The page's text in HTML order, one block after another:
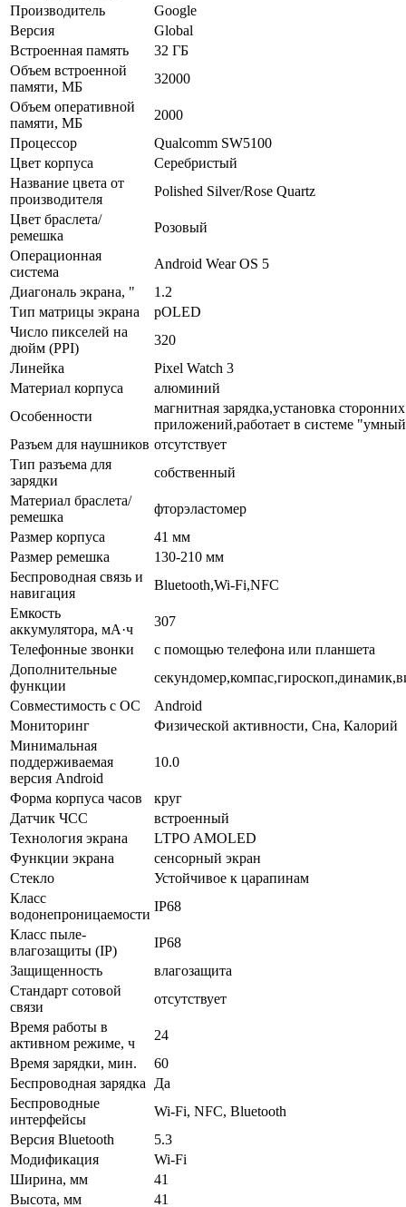
Производитель
Google
Версия
Global
Встроенная память
32 ГБ
Объем встроенной
памяти, МБ
32000
Объем оперативной
памяти, МБ
2000
Процессор
Qualcomm SW5100
Цвет корпуса
Серебристый
Название цвета от
производителя
Polished Silver/Rose Quartz
Цвет браслета/
ремешка
Розовый
Операционная
система
Android Wear OS 5
Диагональ экрана, "
1.2
Тип матрицы экрана
pOLED
Число пикселей на
дюйм (PPI)
320
Линейка
Pixel Watch 3
Материал корпуса
алюминий
Особенности
магнитная зарядка,установка сторонних
приложений,работает в системе
Разъем для наушников отсутствует
Тип разъема для
зарядки
собственный
Материал браслета/
ремешка
фторэластомер
Размер корпуса
41 мм
Размер ремешка
130-210 мм
Беспроводная связь и
навигация
Bluetooth,Wi-Fi,NFC
Емкость
аккумулятора, мА·ч
307
Телефонные звонки
с помощью телефона или планшета
Дополнительные
функции
Совместимость с ОС
Android
Мониторинг
Физической активности, Сна, Калорий
Минимальная
поддерживаемая
версия Android
10.0
Форма корпуса часов
круг
Датчик ЧСС
встроенный
Технология экрана
LTPO AMOLED
Функции экрана
сенсорный экран
Стекло
Устойчивое к царапинам
Класс
водонепроницаемости
IP68
Класс пыле-
влагозащиты (IP)
IP68
Защищенность
влагозащита
Стандарт сотовой
связи
отсутствует
Время работы в
активном режиме, ч
24
Время зарядки, мин.
60
Беспроводная зарядка
Да
Беспроводные
интерфейсы
Wi-Fi, NFC, Bluetooth
Версия Bluetooth
5.3
Модификация
Wi-Fi
Ширина, мм
41
Высота, мм
41